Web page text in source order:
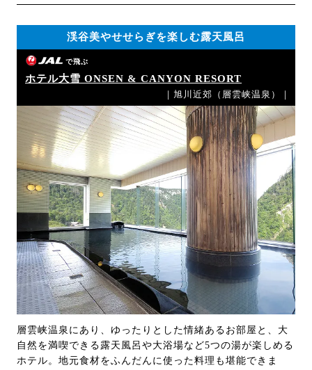
渓谷美やせせらぎを楽しむ露天風呂
で飛ぶ
ホテル大雪 ONSEN & CANYON RESORT
｜旭川近郊（層雲峡温泉）｜
層雲峡温泉にあり、ゆったりとした情緒あるお部屋と、大
自然を満喫できる露天風呂や大浴場など5つの湯が楽しめる
ホテル。地元食材をふんだんに使った料理も堪能できま